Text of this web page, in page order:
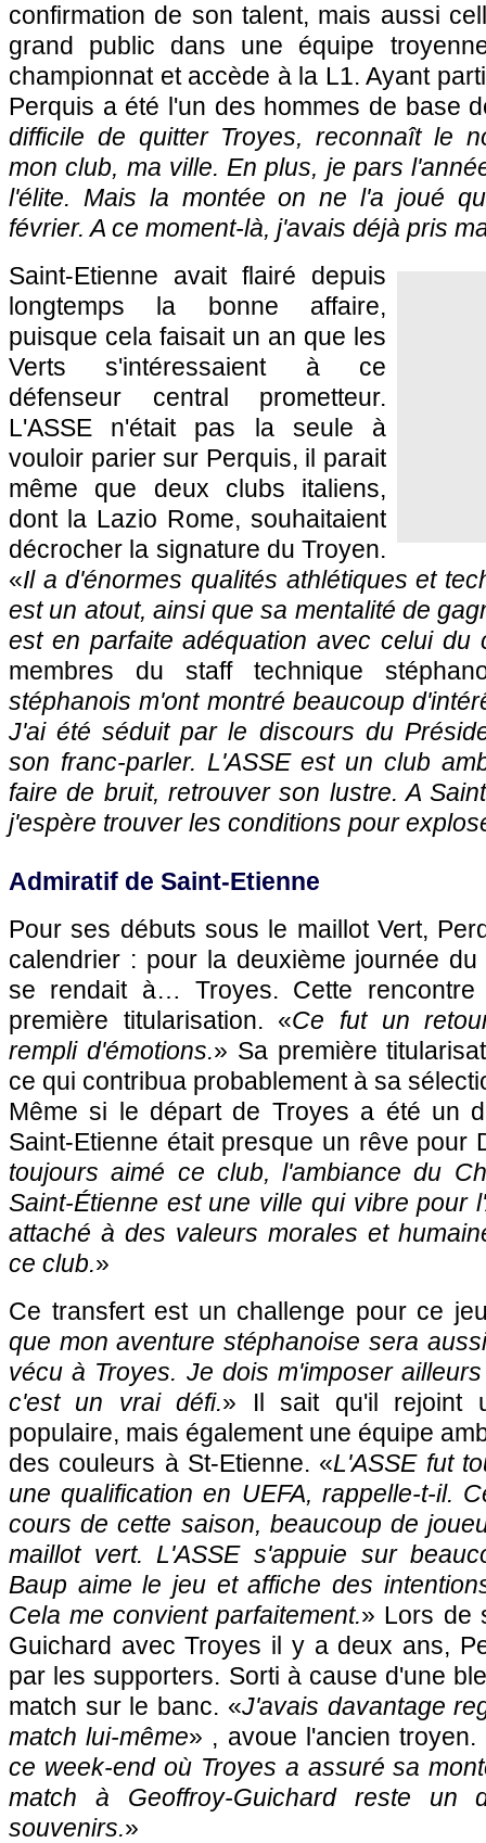
confirmation de son talent, mais aussi
grand public dans une équipe
championnat et accède à la L1. Ayant
Perquis a été l'un des hommes de base
difficile de quitter Troyes, reconnaît le
mon club, ma ville. En plus, je pars
l'élite. Mais la montée on ne l'a joué
février. A ce moment-là, j'avais déjà pris
Saint-Etienne avait flairé depuis
longtemps la bonne affaire,
puisque cela faisait un an que les
Verts s'intéressaient à ce
défenseur central prometteur.
L'ASSE n'était pas la seule à
vouloir parier sur Perquis, il parait
même que deux clubs italiens,
dont la Lazio Rome, souhaitaient
décrocher la signature du Troyen.
«Il a d'énormes qualités athlétiques et
est un atout, ainsi que sa mentalité de
est en parfaite adéquation avec celui du
membres du staff technique
stéphanois m'ont montré beaucoup
J'ai été séduit par le discours du
son franc-parler. L'ASSE est un club
faire de bruit, retrouver son lustre. A
j'espère trouver les conditions pour
Admiratif de Saint-Etienne
Pour ses débuts sous le maillot Vert,
calendrier : pour la deuxième journée du
se rendait à… Troyes. Cette
première titularisation. «Ce fut un
rempli d'émotions.» Sa première
ce qui contribua probablement à sa
Même si le départ de Troyes a été un
Saint-Etienne était presque un rêve pour
toujours aimé ce club, l'ambiance du
Saint-Étienne est une ville qui vibre pour
attaché à des valeurs morales et
ce club.»
Ce transfert est un challenge pour ce
que mon aventure stéphanoise sera
vécu à Troyes. Je dois m'imposer
c'est un vrai défi.» Il sait qu'il rejoint
populaire, mais également une équipe
des couleurs à St-Etienne. «L'ASSE fut
une qualification en UEFA, rappelle-t-il.
cours de cette saison, beaucoup de
maillot vert. L'ASSE s'appuie sur
Baup aime le jeu et affiche des
Cela me convient parfaitement.» Lors de
Guichard avec Troyes il y a deux ans,
par les supporters. Sorti à cause d'une
match sur le banc. «J'avais davantage
match lui-même» , avoue l'ancien troyen.
ce week-end où Troyes a assuré sa
match à Geoffroy-Guichard reste un
souvenirs.»